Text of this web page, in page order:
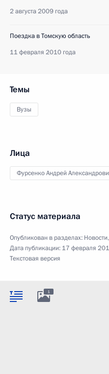
2 августа 2009 года
Поездка в Томскую область
11 февраля 2010 года
Темы
Вузы
Лица
Фурсенко Андрей
Статус материала
Опубликован в разделах: Новости,
Дата публикации: 17 февраля
Текстовая версия
1